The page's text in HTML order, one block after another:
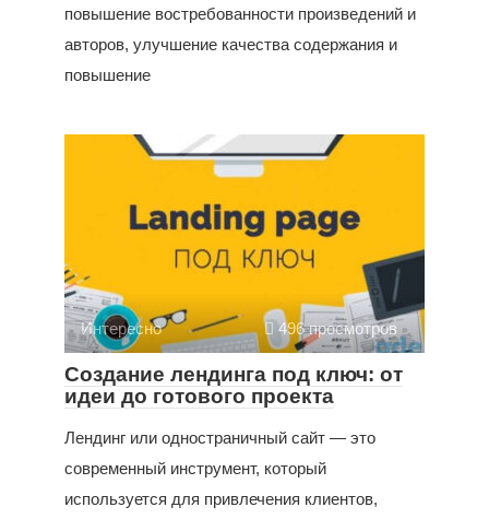
повышение востребованности произведений и
авторов, улучшение качества содержания и
повышение
Интересно 496 просмотров
Создание лендинга под ключ: от
идеи до готового проекта
Лендинг или одностраничный сайт — это
современный инструмент, который
используется для привлечения клиентов,